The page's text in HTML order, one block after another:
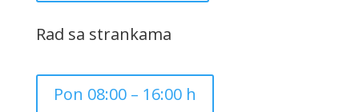
Rad sa strankama
Pon 08:00 – 16:00 h